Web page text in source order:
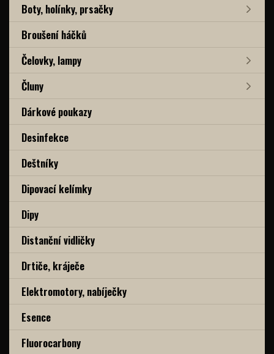
Boty, holínky, prsačky
Broušení háčků
Čelovky, lampy
Čluny
Dárkové poukazy
Desinfekce
Deštníky
Dipovací kelímky
Dipy
Distanční vidličky
Drtiče, kráječe
Elektromotory, nabíječky
Esence
Fluorocarbony